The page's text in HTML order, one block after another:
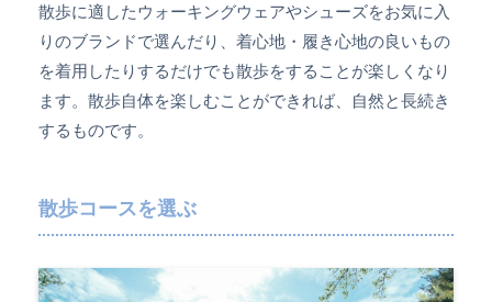
散歩に適したウォーキングウェアやシューズをお気に入
りのブランドで選んだり、着心地・履き心地の良いもの
を着用したりするだけでも散歩をすることが楽しくなり
ます。散歩自体を楽しむことができれば、自然と長続き
するものです。
散歩コースを選ぶ